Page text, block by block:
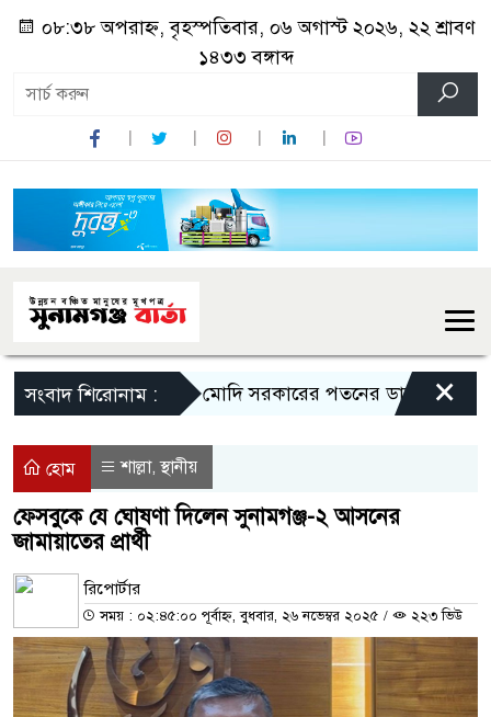
০৮:৩৮ অপরাহ্ন, বৃহস্পতিবার, ০৬ অগাস্ট ২০২৬, ২২ শ্রাবণ
১৪৩৩ বঙ্গাব্দ
সংবাদ শিরোনাম : মোদি সরকারের পতনের ডাক রাহুল×
হোম শাল্লা,স্থানীয়
ফেসবুকে যে ঘোষণা দিলেন সুনামগঞ্জ-২ আসনের
জামায়াতের প্রার্থী
রিপোর্টার
সময় : ০২:৪৫:০০ পূর্বাহ্ন, বুধবার, ২৬ নভেম্বর ২০২৫ / ২২৩ ভিউ